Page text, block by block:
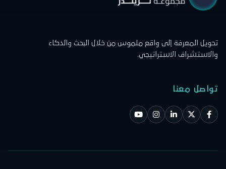
تحويل المعرفة إلى واقع ملموس من خلال البحث والذكاء
والاستشراف الاستراتيجي.
تواصل معنا